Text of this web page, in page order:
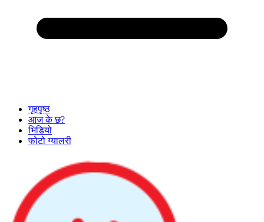
गृहपृष्ठ
आज के छ?
भिडियो
फोटो ग्यालरी